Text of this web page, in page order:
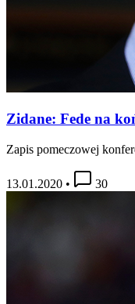
Zidane: Fede na
Zapis pomeczowej
13.01.2020 • 30